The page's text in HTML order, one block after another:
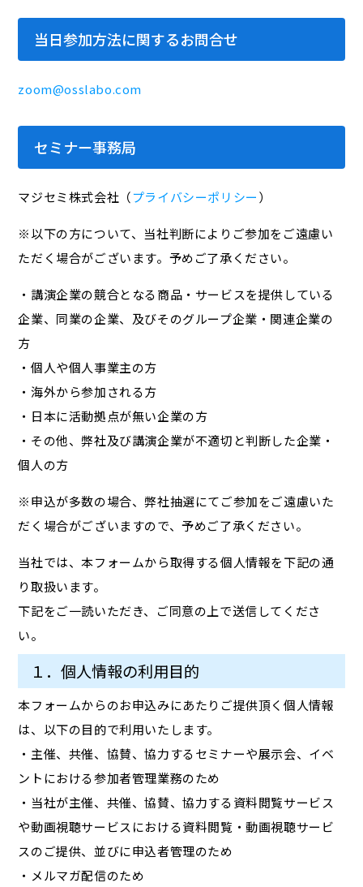
当日参加方法に関するお問合せ
zoom@osslabo.com
セミナー事務局
マジセミ株式会社（プライバシーポリシー）
※以下の方について、当社判断によりご参加をご遠慮い
ただく場合がございます。予めご了承ください。
・講演企業の競合となる商品・サービスを提供している
企業、同業の企業、及びそのグループ企業・関連企業の
方
・個人や個人事業主の方
・海外から参加される方
・日本に活動拠点が無い企業の方
・その他、弊社及び講演企業が不適切と判断した企業・
個人の方
※申込が多数の場合、弊社抽選にてご参加をご遠慮いた
だく場合がございますので、予めご了承ください。
当社では、本フォームから取得する個人情報を下記の通
り取扱います。
下記をご一読いただき、ご同意の上で送信してくださ
い。
１．個人情報の利用目的
本フォームからのお申込みにあたりご提供頂く個人情報
は、以下の目的で利用いたします。
・主催、共催、協賛、協力するセミナーや展示会、イベ
ントにおける参加者管理業務のため
・当社が主催、共催、協賛、協力する資料閲覧サービス
や動画視聴サービスにおける資料閲覧・動画視聴サービ
スのご提供、並びに申込者管理のため
・メルマガ配信のため